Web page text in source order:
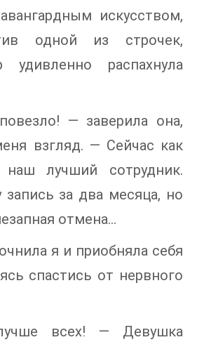
искусством,
одной из строчек,
удивленно распахнула
— заверила она,
взгляд. — Сейчас как
наш лучший сотрудник.
за два месяца, но
отмена…
я и приобняла себя
спастись от нервного
всех! — Девушка